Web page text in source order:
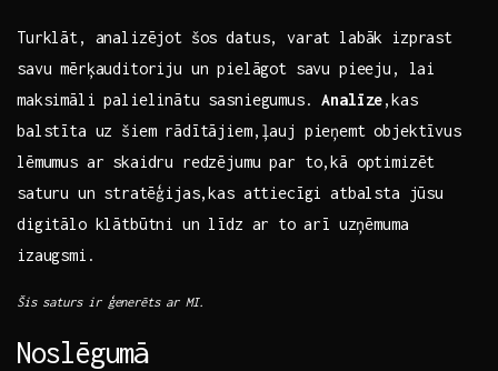
Turklāt, analizējot šos datus, varat labāk ‍izprast
savu mērķauditoriju un ⁣pielāgot savu pieeju,‍ lai
maksimāli palielinātu sasniegumus.Analīze,kas
balstīta uz šiem rādītājiem,ļauj pieņemt objektīvus
lēmumus ‍ar skaidru redzējumu par​ to,kā optimizēt
saturu un ⁣stratēģijas,kas attiecīgi atbalsta jūsu⁤
digitālo klātbūtni ⁣un līdz ar to⁣ arī uzņēmuma
izaugsmi.
Šis​ saturs ir ģenerēts ar ⁢MI.
Noslēgumā